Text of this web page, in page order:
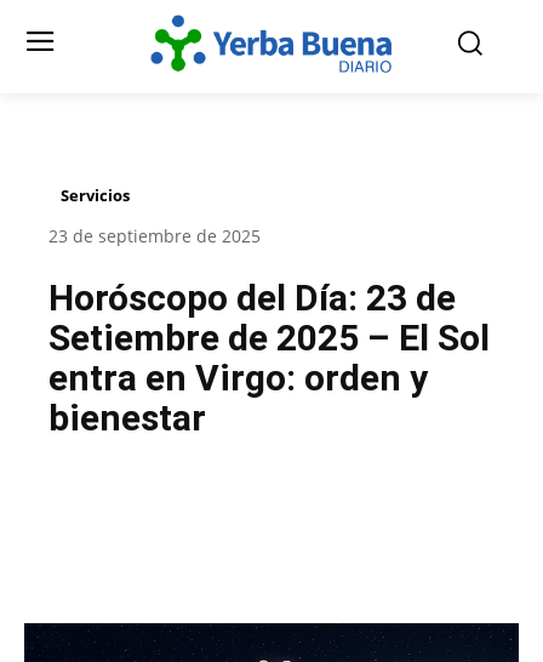
Servicios
23 de septiembre de 2025
Horóscopo del Día: 23 de
Setiembre de 2025 – El Sol
entra en Virgo: orden y
bienestar